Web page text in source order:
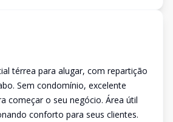
térrea para alugar, com repartição
Sem condomínio, excelente
começar o seu negócio. Área útil
conforto para seus clientes.